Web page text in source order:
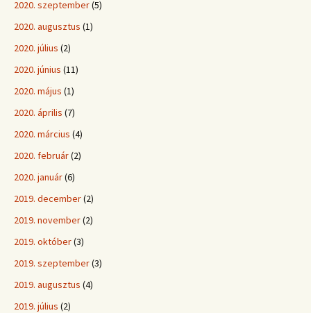
2020. szeptember(5)
2020. augusztus (1)
2020. július (2)
2020. június (11)
2020. május (1)
2020. április (7)
2020. március (4)
2020. február(2)
2020. január(6)
2019. december(2)
2019. november(2)
2019. október(3)
2019. szeptember(3)
2019. augusztus (4)
2019. július (2)